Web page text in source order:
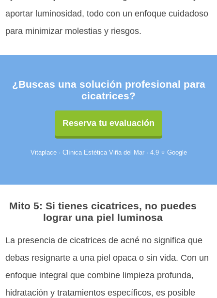
aportar luminosidad, todo con un enfoque cuidadoso
para minimizar molestias y riesgos.
¿Buscas una solución profesional para
cicatrices?
Reserva tu evaluación
Vitaplace · Clínica Estética Viña del Mar · 4.9 ⭐ Google
Mito 5: Si tienes cicatrices, no puedes
lograr una piel luminosa
La presencia de cicatrices de acné no significa que
debas resignarte a una piel opaca o sin vida. Con un
enfoque integral que combine limpieza profunda,
hidratación y tratamientos específicos, es posible